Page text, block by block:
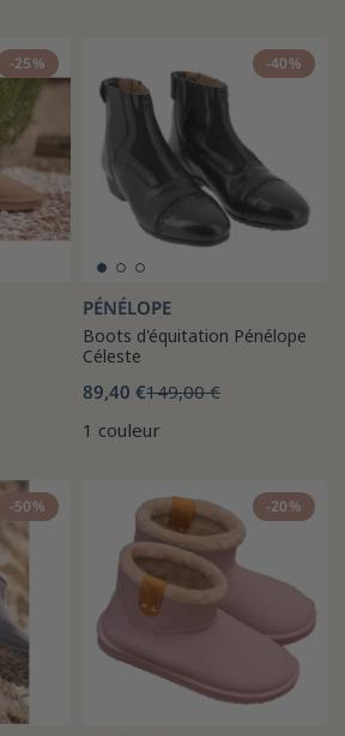
-25% -40%
PÉNÉLOPE
Boots d'équitation Pénélope
Céleste
89,40 €149,00 €
1 couleur
-50% -20%